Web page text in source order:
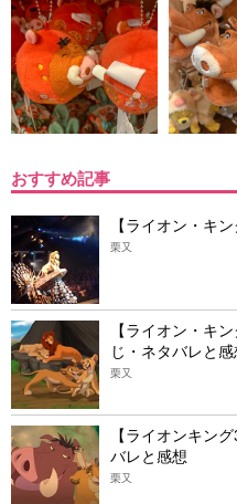
おすすめ記事
【ライオン・キ
栗又
【ライオン・キ
じ・ネタバレと感
栗又
【ライオンキン
バレと感想
栗又